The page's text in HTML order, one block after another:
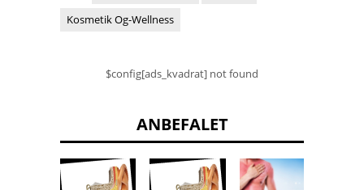
Kosmetik Og-Wellness
$config[ads_kvadrat] not found
ANBEFALET